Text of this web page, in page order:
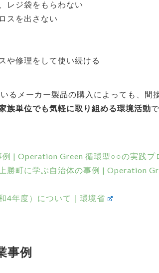
レジ袋をもらわない
スを出さない
や修理をして使い続ける
るメーカー製品の購入によっても、間
族単位でも気軽に取り組める環境活動
| Operation Green 循環型○○の実践プ
勝町に学ぶ自治体の事例 | Operation
4年度）について｜環境省
事例